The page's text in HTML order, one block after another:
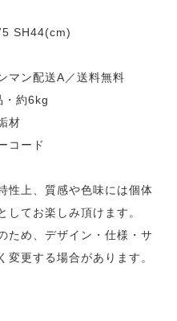
SH44(cm)
マン配送A／送料無料
・約6kg
材
コード
性上、質感や色味には個体
してお楽しみ頂けます。
ため、デザイン・仕様・サ
変更する場合があります。